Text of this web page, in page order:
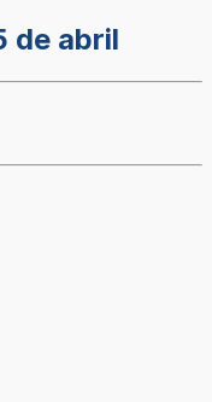
de abril